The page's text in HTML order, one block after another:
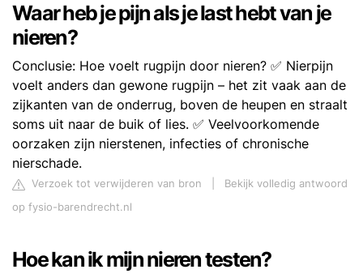
Waar heb je pijn als je last hebt van je
nieren?
Conclusie: Hoe voelt rugpijn door nieren? ✅ Nierpijn
voelt anders dan gewone rugpijn – het zit vaak aan de
zijkanten van de onderrug, boven de heupen en straalt
soms uit naar de buik of lies. ✅ Veelvoorkomende
oorzaken zijn nierstenen, infecties of chronische
nierschade.
Verzoek tot verwijderen van bron
Bekijk volledig antwoord
op fysio-barendrecht.nl
Hoe kan ik mijn nieren testen?